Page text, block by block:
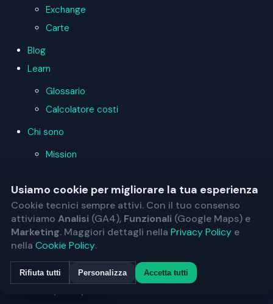
Exchange
Carte
Blog
Learn
Glossario
Calcolatore costi
Chi sono
Mission
Accedi
Registrati
Preferiti
Privacy e Cookie
Cookie policy
Impostazioni privacy
Usiamo cookie per migliorare la tua esperienza
Cookie tecnici sempre attivi. Con il tuo consenso
attiviamo Analisi (GA4), Funzionali (Google Maps) e
Marketing. Maggiori dettagli nella Privacy Policy e
nella Cookie Policy.
Rifiuta tutti Personalizza Accetta tutti